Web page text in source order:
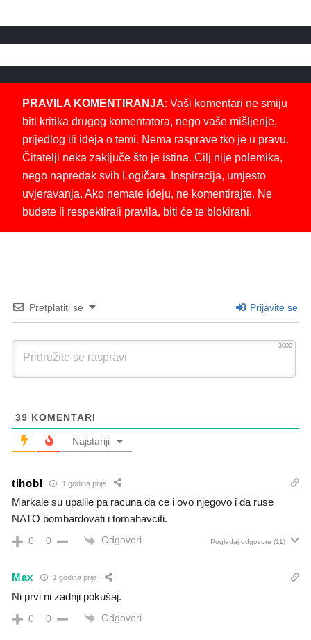
PRAVILA KOMENTIRANJA: Vaši komentari ne smiju
biti kritika drugog komentatora, nego vaše mišljenje,
prijedlog ili ideja o temi. Nema rasprave tko je u pravu.
Čitatelji neka zaključe što je istina. Cilj nije polemika,
nego napredak svih Logičara. Inspiracija, umjesto
uvjeravanja. Ako nemate ideju, ne komentirajte. Ne
budete li respektirali pravila, biti će te blokirani.
Pretplatiti se Prijavite se
3000
39 KOMENTARI
Najstariji
tihobl 1 godina prije
Markale su upalile pa racuna da ce i ovo njegovo i da ruse
NATO bombardovati i tomahavciti.
0 0 Odgovori Pogledaj odgovore (11)
Max 1 godina prije
Ni prvi ni zadnji pokušaj.
0 0 Odgovori